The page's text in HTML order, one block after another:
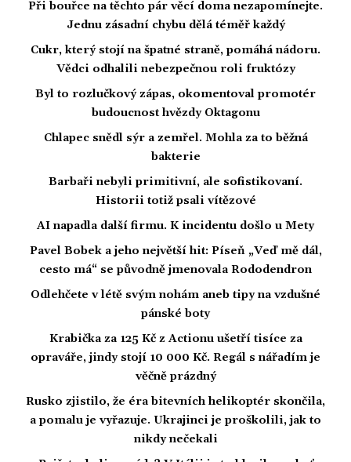
Při bouřce na těchto pár věcí doma nezapomínejte.
Jednu zásadní chybu dělá téměř každý
Cukr, který stojí na špatné straně, pomáhá nádoru.
Vědci odhalili nebezpečnou roli fruktózy
Byl to rozlučkový zápas, okomentoval promotér
budoucnost hvězdy Oktagonu
Chlapec snědl sýr a zemřel. Mohla za to běžná
bakterie
Barbaři nebyli primitivní, ale sofistikovaní.
Historii totiž psali vítězové
AI napadla další firmu. K incidentu došlo u Mety
Pavel Bobek a jeho největší hit: Píseň „Veď mě dál,
cesto má“ se původně jmenovala Rododendron
Odlehčete v létě svým nohám aneb tipy na vzdušné
pánské boty
Krabička za 125 Kč z Actionu ušetří tisíce za
opraváře, jindy stojí 10 000 Kč. Regál s nářadím je
věčně prázdný
Rusko zjistilo, že éra bitevních helikoptér skončila,
a pomalu je vyřazuje. Ukrajinci je proškolili, jak to
nikdy nečekali